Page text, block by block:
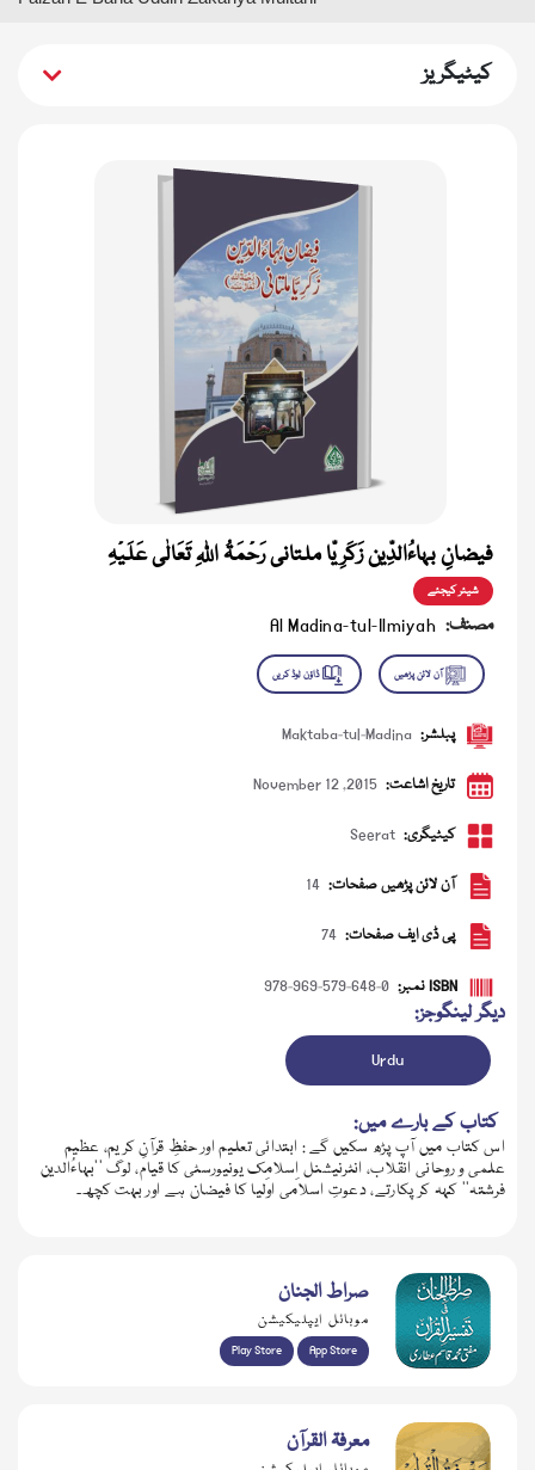
کیٹیگریز
فیضانِ بہاءُالدِّین زَکَرِیّا ملتانی رَحْمَۃُ اللہِ تَعَالٰی عَلَیْہِ
شیئر کیجئے
مصنف: Al Madina-tul-Ilmiyah
پبلشر: Maktaba-tul-Madina
تاریخ اشاعت: November 12 ,2015
کیٹیگری: Seerat
آن لائن پڑھیں صفحات: 14
پی ڈی ایف صفحات: 74
ISBN نمبر: 978-969-579-648-0
دیگر لینگوجز:
Urdu
کتاب کے بارے میں:
اس کتاب میں آپ پڑھ سکیں گے : ابتدائی تعلیم اور حفظِ قرآنِ کریم، عظیم
علمی و روحانی انقلاب، انٹرنیشنل اِسلامِک یونیورسٹی کا قیام، لوگ ’’بہاءُالدین
فرشتہ‘‘ کہہ کر پکارتے، دعوتِ اسلامی اولیا کا فیضان ہے اور بہت کچھ۔
صراط الجنان
موبائل ایپلیکیشن
Play Store App Store
معرفۃ القرآن